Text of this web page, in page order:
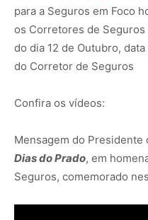
para a Seguros em Foco
os Corretores de
do dia 12 de Outubro,
do Corretor de Seguros
Confira os vídeos:
Mensagem do Presidente
Dias do Prado, em
Seguros, comemorado